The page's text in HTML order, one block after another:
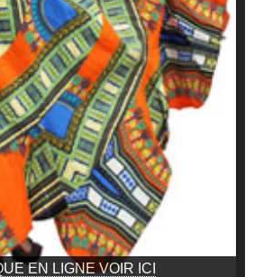
EN LIGNE VOIR ICI